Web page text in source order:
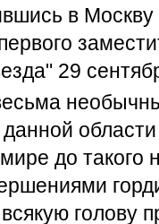
в
29
до такого
голову